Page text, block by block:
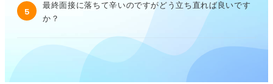
5
最終面接に落ちて辛いのですがどう立ち直れば良いです
か？